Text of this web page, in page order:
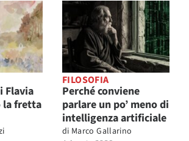
Flavia
la fretta
FILOSOFIA
Perché conviene
parlare un po’ meno di
intelligenza artificiale
di Marco Gallarino